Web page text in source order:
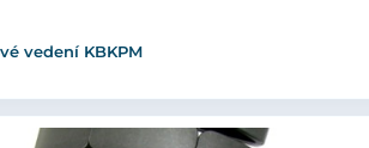
vedení KBKPM